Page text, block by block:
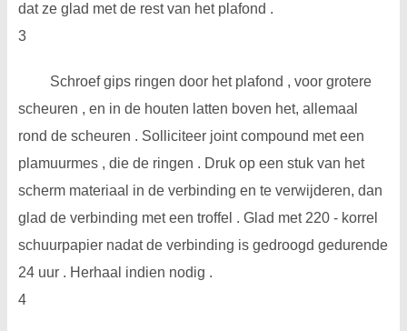
dat ze glad met de rest van het plafond .
3
Schroef gips ringen door het plafond , voor grotere
scheuren , en in de houten latten boven het, allemaal
rond de scheuren . Solliciteer joint compound met een
plamuurmes , die de ringen . Druk op een stuk van het
scherm materiaal in de verbinding en te verwijderen, dan
glad de verbinding met een troffel . Glad met 220 - korrel
schuurpapier nadat de verbinding is gedroogd gedurende
24 uur . Herhaal indien nodig .
4